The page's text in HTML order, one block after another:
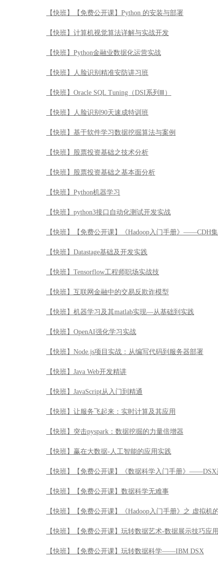
【快班】【免费公开课】Python 的安装与部署
【快班】计算机视觉算法详解与实战开发
【快班】Python金融业数据化运营实战
【快班】人脸识别精准安防讲习班
【快班】Oracle SQL Tuning（DSI系列Ⅲ）
【快班】人脸识别90天速成特训班
【快班】基于软件学习数据挖掘算法与案例
【快班】股票投资基础之技术分析
【快班】股票投资基础之基本面分析
【快班】Python机器学习
【快班】python3接口自动化测试开发实战
【快班】【免费公开课】《Hadoop入门手册》——CDH
【快班】Datastage基础及开发实践
【快班】Tensorflow工程师职场实战技
【快班】互联网金融中的交易反欺诈模型
【快班】机器学习及其matlab实现—从基础到实践
【快班】OpenAI强化学习实战
【快班】Node.js项目实战：从编写代码到服务器部署
【快班】Java Web开发精讲
【快班】JavaScript从入门到精通
【快班】让服务飞起来：实时计算及其应用
【快班】突击pyspark：数据挖掘的力量倍增器
【快班】赢在大数据-人工智能的应用实践
【快班】【免费公开课】《数据科学入门手册》
【快班】【免费公开课】数据科学无难事
【快班】【免费公开课】《Hadoop入门手册》之 虚拟机
【快班】【免费公开课】玩转数据艺术-数据展示技巧应
【快班】【免费公开课】玩转数据科学——IBM DSX